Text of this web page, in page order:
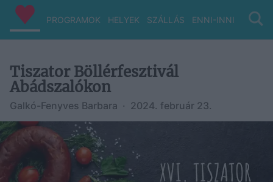
PROGRAMOK HELYEK SZÁLLÁS ENNI-INNI VIZ/
Tiszator Böllérfesztivál
Abádszalókon
Galkó-Fenyves Barbara · 2024. február 23.